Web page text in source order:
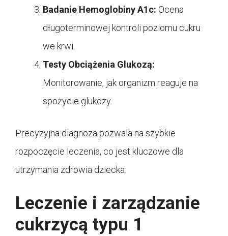
Badanie Hemoglobiny A1c: Ocena
długoterminowej kontroli poziomu cukru
we krwi.
Testy Obciążenia Glukozą:
Monitorowanie, jak organizm reaguje na
spożycie glukozy.
Precyzyjna diagnoza pozwala na szybkie
rozpoczęcie leczenia, co jest kluczowe dla
utrzymania zdrowia dziecka.
Leczenie i zarządzanie
cukrzycą typu 1